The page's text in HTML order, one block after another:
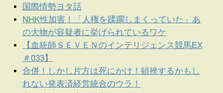
国際情勢ヨタ話
NHK性加害！「人権を蹂躙しまくっていた」あ
の大物が容疑者に挙げられているワケ
【血統師ＳＥＶＥＮのインテリジェンス競馬EX
＃033】
合併！しかし片方は死にかけ！頓挫するかもし
れない発表済経営統合のウラ！